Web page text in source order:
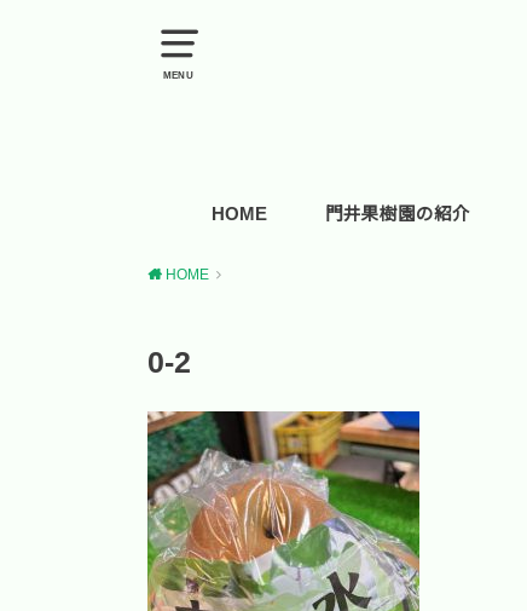
MENU
HOME 門井果樹園の紹介
HOME
0-2